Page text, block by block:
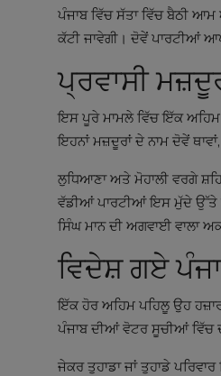
ਪੰਜਾਬ ਵਿੱਚ ਸੱਤਾ ਵਿੱਚ ਬੈਠੀ ਆਮ
ਕੱਟੀ ਜਾਵੇਗੀ। ਦੋਵੇਂ ਪਾਰਟੀਆਂ
ਪ੍ਰਵਾਸੀ
ਇਸ ਪੂਰੇ ਮਾਮਲੇ ਵਿੱਚ ਇੱਕ ਅਹਿਮ
ਇਹਨਾਂ ਮਜ਼ਦੂਰਾਂ ਦੇ ਨਾਮ ਦੋਵੇਂ
ਲੁਧਿਆਣਾ ਅਤੇ ਮੋਹਾਲੀ ਵਰਗੇ
ਵੱਡੀਆਂ ਪਾਰਟੀਆਂ ਇਸ ਮੁੱਦੇ ਉੱਤੇ
ਸਿੰਘ ਮਾਨ ਦੀ ਅਗਵਾਈ ਵਾਲਾ
ਵਿਦੇਸ਼ ਗਏ
ਇੱਕ ਹੋਰ ਅਹਿਮ ਪਹਿਲੂ ਉਹ
ਪੰਜਾਬ ਦੀਆਂ ਵੋਟਰ ਸੂਚੀਆਂ ਵਿੱਚ
ਜੇਕਰ ਤੁਹਾਡਾ ਜਾਂ ਤੁਹਾਡੇ